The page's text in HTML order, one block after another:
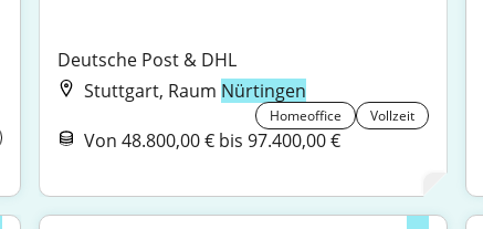
Deutsche Post & DHL
Stuttgart, Raum Nürtingen
Homeoffice Vollzeit
Von 48.800,00 € bis 97.400,00 €